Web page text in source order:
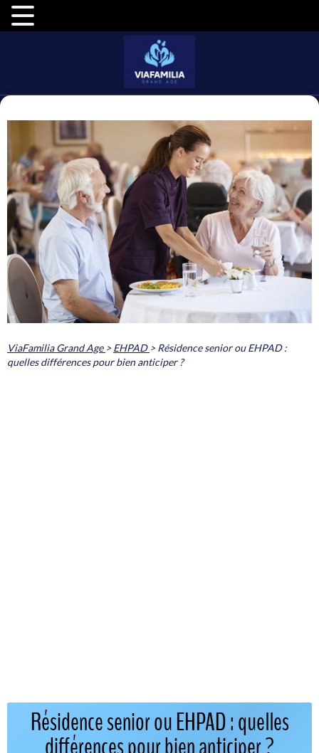
ViaFamilia Grand Age >EHPAD >Résidence senior ou EHPAD :
quelles différences pour bien anticiper ?
Résidence senior ou EHPAD : quelles